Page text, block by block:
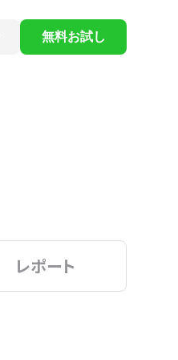
無料お試し
レポート